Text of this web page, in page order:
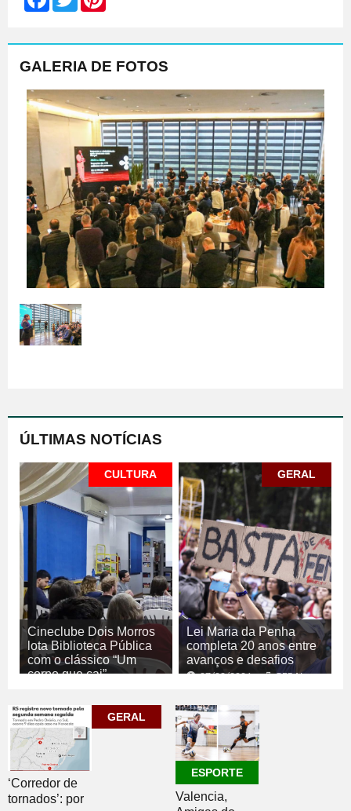
GALERIA DE FOTOS
ÚLTIMAS NOTÍCIAS
CULTURA
Cineclube Dois Morros
lota Biblioteca Pública
com o clássico “Um
corpo que cai”
GERAL
Lei Maria da Penha
completa 20 anos entre
avanços e desafios
07/08/2026 GERAL
GERAL
‘Corredor de
tornados’: por
ESPORTE
Valencia,